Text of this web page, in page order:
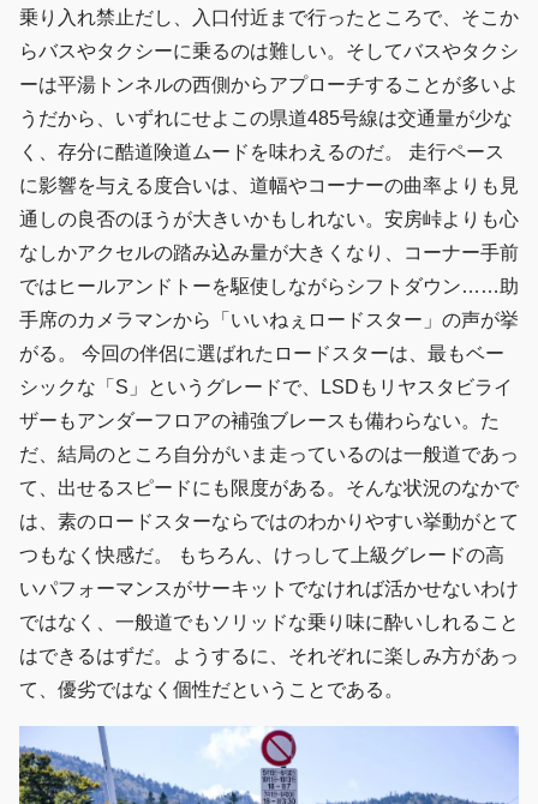
乗り入れ禁止だし、入口付近まで行ったところで、そこか
らバスやタクシーに乗るのは難しい。そしてバスやタクシ
ーは平湯トンネルの西側からアプローチすることが多いよ
うだから、いずれにせよこの県道485号線は交通量が少な
く、存分に酷道険道ムードを味わえるのだ。 走行ペース
に影響を与える度合いは、道幅やコーナーの曲率よりも見
通しの良否のほうが大きいかもしれない。安房峠よりも心
なしかアクセルの踏み込み量が大きくなり、コーナー手前
ではヒールアンドトーを駆使しながらシフトダウン……助
手席のカメラマンから「いいねぇロードスター」の声が挙
がる。 今回の伴侶に選ばれたロードスターは、最もベー
シックな「S」というグレードで、LSDもリヤスタビライ
ザーもアンダーフロアの補強ブレースも備わらない。た
だ、結局のところ自分がいま走っているのは一般道であっ
て、出せるスピードにも限度がある。そんな状況のなかで
は、素のロードスターならではのわかりやすい挙動がとて
つもなく快感だ。 もちろん、けっして上級グレードの高
いパフォーマンスがサーキットでなければ活かせないわけ
ではなく、一般道でもソリッドな乗り味に酔いしれること
はできるはずだ。ようするに、それぞれに楽しみ方があっ
て、優劣ではなく個性だということである。